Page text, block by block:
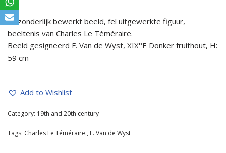
Uitzonderlijk bewerkt beeld, fel uitgewerkte figuur,
beeltenis van Charles Le Téméraire.
Beeld gesigneerd F. Van de Wyst, XIX°E Donker fruithout, H:
59 cm
Add to Wishlist
Category: 19th and 20th century
Tags: Charles Le Téméraire., F. Van de Wyst